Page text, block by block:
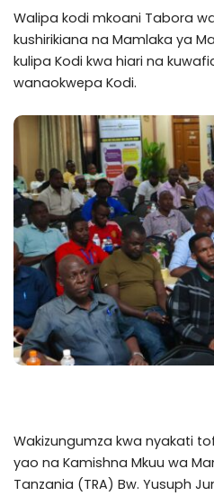
Walipa kodi mkoani Tabora
kushirikiana na Mamlaka ya
kulipa Kodi kwa hiari na
wanaokwepa Kodi.
Wakizungumza kwa nyakati
yao na Kamishna Mkuu wa
Tanzania (TRA) Bw. Yusuph